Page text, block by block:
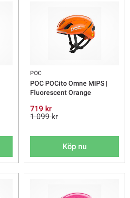
POC
POC POCito Omne MIPS |
Fluorescent Orange
719 kr
1 099 kr
Köp nu